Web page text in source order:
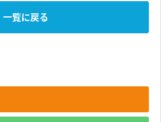
一覧に戻る